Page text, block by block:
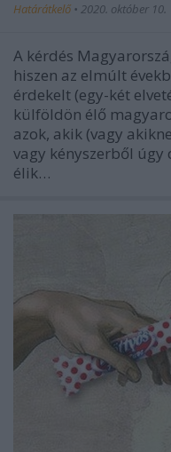
Határátkelő • 2020. október 10.
A kérdés
hiszen az elmúlt
érdekelt (egy-két
külföldön élő
azok, akik (vagy
vagy kényszerből
élik…